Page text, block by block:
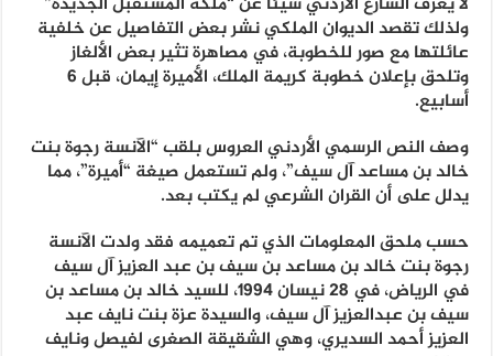
ولذلك تقصد الديوان الملكي نشر بعض التفاصيل عن خلفية
عائلتها مع صور للخطوبة، في مصاهرة تثير بعض الألغاز
وتلحق بإعلان خطوبة كريمة الملك، الأميرة إيمان، قبل 6
أسابيع.
وصف النص الرسمي الأردني العروس بلقب “الآنسة رجوة بنت
خالد بن مساعد آل سيف”، ولم تستعمل صيغة “أميرة”، مما
يدلل على أن القران الشرعي لم يكتب بعد.
حسب ملحق المعلومات الذي تم تعميمه فقد ولدت الآنسة
رجوة بنت خالد بن مساعد بن سيف بن عبد العزيز آل سيف
في الرياض، في 28 نيسان 1994، للسيد خالد بن مساعد بن
سيف بن عبدالعزيز آل سيف، والسيدة عزة بنت نايف عبد
العزيز أحمد السديري، وهي الشقيقة الصغرى لفيصل ونايف